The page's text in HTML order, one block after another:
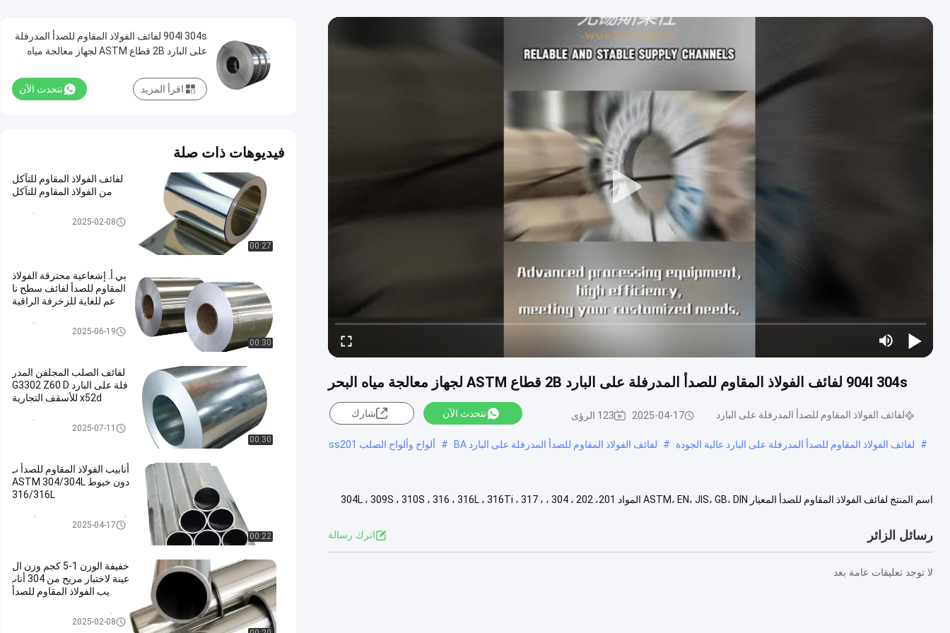
904l 304s لفائف الفولاذ المقاوم للصدأ المدرفلة على البارد 2B قطاع ASTM لجهاز معالجة مياه البحر
لفائف الفولاذ المقاوم للصدأ المدرفلة على البارد 2025-04-17 123 الرؤى نتحدث الآن شارك
# لفائف الفولاذ المقاوم للصدأ المدرفلة على البارد عالية الجودة # لفائف الفولاذ المقاوم للصدأ المدرفلة على البارد BA # ألواح وألواح الصلب ss201
اسم المنتج لفائف الفولاذ المقاوم للصدأ المعيار ASTM، EN، JIS، GB، DIN المواد 201، 202 ، 304 ، 304L ، 309S ، 310S ، 316 ، 316L ، 316Ti ، 317 ،
رسائل الزائر اترك رسالة
لا توجد تعليقات عامة بعد
904l 304s لفائف الفولاذ المقاوم للصدأ المدرفلة
على البارد 2B قطاع ASTM لجهاز معالجة مياه
نتحدث الآن اقرأ المزيد
فيديوهات ذات صلة
00:27
لفائف الفولاذ المقاوم للتآكل
من الفولاذ المقاوم للتآكل
لفائف الفولاذ المقاوم للصدأ المدر
2025-02-08
00:30
بي.أ. إشعاعية محترقة الفولاذ
المقاوم للصدأ لفائف سطح نا
عم للغاية للزخرفة الراقية
لفائف الفولاذ المقاوم للصدأ المدر
2025-06-19
00:30
لفائف الصلب المجلفن المدر
فلة على البارد G3302 Z60 D
x52d للأسقف التجارية
لفائف الفولاذ المقاوم للصدأ المدر
2025-07-11
00:22
أنابيب الفولاذ المقاوم للصدأ ب
دون خيوط ASTM 304/304L
316/316L
أنبوب الفولاذ المقاوم للصدأ الزخر
2025-04-17
خفيفة الوزن 1-5 كجم وزن ال
عينة لاختبار مريح من 304 أناب
يب الفولاذ المقاوم للصدأ
304 أنبوب من الفولاذ المقاوم للص
2025-02-08